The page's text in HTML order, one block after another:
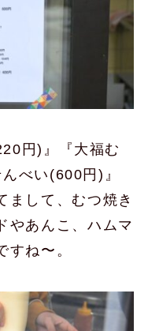
円)』『大福む
べい(600円)』
まして、むつ焼き
やあんこ、ハムマ
すね〜。